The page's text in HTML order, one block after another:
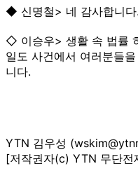
◆ 신명철> 네 감사합니다.
◇ 이승우> 생활 속 법률
일도 사건에서 여러분들
니다.
YTN 김우성
[저작권자(c) YTN 무단전